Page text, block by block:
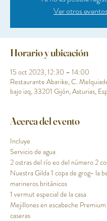
Ver otros
Horario y ubicación
15 oct 2023, 12:30 – 14:00
Restaurante Abarike, C.
bajo izq, 33201 Gijón, Asturias,
Acerca del evento
Incluye
Servicio de agua
2 ostras del río eo del número 2
Nuestra Gilda 1 copa de grog- la
marineros británicos
1 vermut especial de la casa
Mejillones en escabeche
caseras